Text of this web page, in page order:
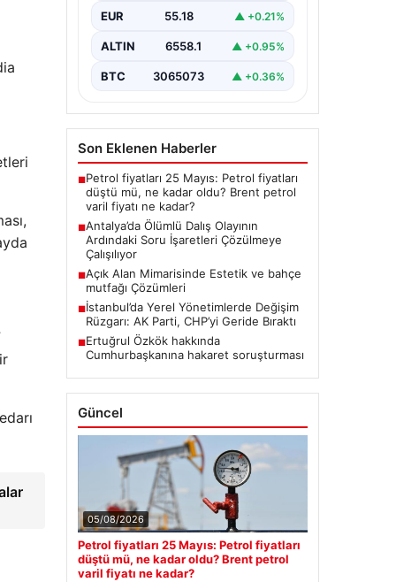
Antalya’da geçtiğimiz yıl yaşanan
ve ölümle sonuçlanan tüplü dalış
olayı, dalış sektöründe ciddi
soru…
EUR 55.18 ▲ +0.21%
ALTIN 6558.1 ▲ +0.95%
BTC 3065073 ▲ +0.36%
Son Eklenen Haberler
■Petrol fiyatları 25 Mayıs: Petrol fiyatları
düştü mü, ne kadar oldu? Brent petrol
varil fiyatı ne kadar?
■Antalya’da Ölümlü Dalış Olayının
Ardındaki Soru İşaretleri Çözülmeye
Çalışılıyor
■Açık Alan Mimarisinde Estetik ve bahçe
mutfağı Çözümleri
■İstanbul’da Yerel Yönetimlerde Değişim
Rüzgarı: AK Parti, CHP’yi Geride Bıraktı
■Ertuğrul Özkök hakkında
Cumhurbaşkanına hakaret soruşturması
Güncel
05/08/2026
Petrol fiyatları 25 Mayıs: Petrol fiyatları
düştü mü, ne kadar oldu? Brent petrol
varil fiyatı ne kadar?